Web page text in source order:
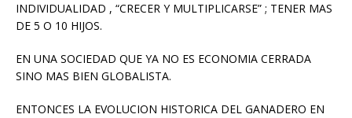
INDIVIDUALIDAD , “CRECER Y MULTIPLICARSE” ; TENER MAS
DE 5 O 10 HIJOS.
EN UNA SOCIEDAD QUE YA NO ES ECONOMIA CERRADA
SINO MAS BIEN GLOBALISTA.
ENTONCES LA EVOLUCION HISTORICA DEL GANADERO EN